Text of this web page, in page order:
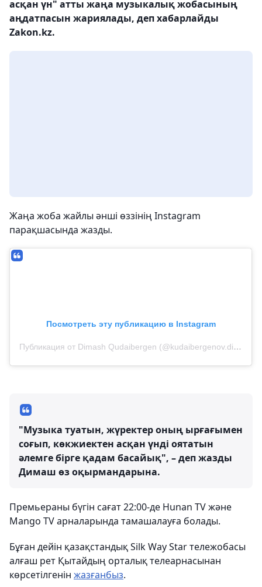
асқан үн" атты жаңа музыкалық жобасының
аңдатпасын жариялады, деп хабарлайды
Zakon.kz.
Жаңа жоба жайлы әнші өззінің Instagram
парақшасында жазды.
Посмотреть эту публикацию в Instagram
Публикация от Dimash Qudaibergen (@kudaibergenov.dimash)
"Музыка туатын, жүректер оның ырғағымен
соғып, көкжиектен асқан үнді оятатын
әлемге бірге қадам басайық", – деп жазды
Димаш өз оқырмандарына.
Премьераны бүгін сағат 22:00-де Hunan TV және
Mango TV арналарында тамашалауға болады.
Бұған дейін қазақстандық Silk Way Star тележобасы
алғаш рет Қытайдың орталық телеарнасынан
көрсетілгенін жазғанбыз.